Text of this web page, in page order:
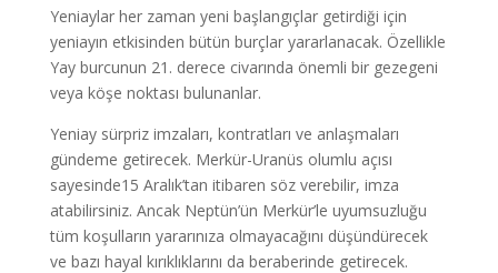
Yeniaylar her zaman yeni başlangıçlar getirdiği için
yeniayın etkisinden bütün burçlar yararlanacak. Özellikle
Yay burcunun 21. derece civarında önemli bir gezegeni
veya köşe noktası bulunanlar.
Yeniay sürpriz imzaları, kontratları ve anlaşmaları
gündeme getirecek. Merkür-Uranüs olumlu açısı
sayesinde15 Aralık’tan itibaren söz verebilir, imza
atabilirsiniz. Ancak Neptün’ün Merkür’le uyumsuzluğu
tüm koşulların yararınıza olmayacağını düşündürecek
ve bazı hayal kırıklıklarını da beraberinde getirecek.